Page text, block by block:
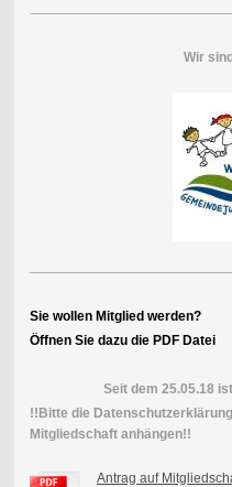
Wir
Sie wollen Mitglied werden?
Öffnen Sie dazu die PDF Datei
Seit dem 25.05.18
!!Bitte die
Mitgliedschaft anhängen!!
Antrag auf